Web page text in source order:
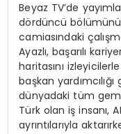
Beyaz TV’de
dördüncü
camiasındaki
Ayazlı, başarılı
haritasını
başkan
dünyadaki tüm
Türk olan iş insanı,
ayrıntılarıyla